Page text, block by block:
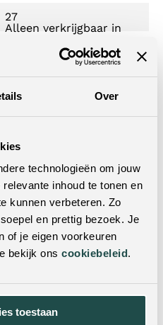
Over
technologieën om jouw
inhoud te tonen en
kunnen verbeteren. Zo
en prettig bezoek. Je
of je eigen voorkeuren
bekijk ons cookiebeleid.
toestaan
27
Alleen verkrijgbaar in
onze winkels - niet online
te bestellen.
echt zien?
van onze woonwinkels
in de buurt! Door je
vulling in de zoekbalk,
winkels.